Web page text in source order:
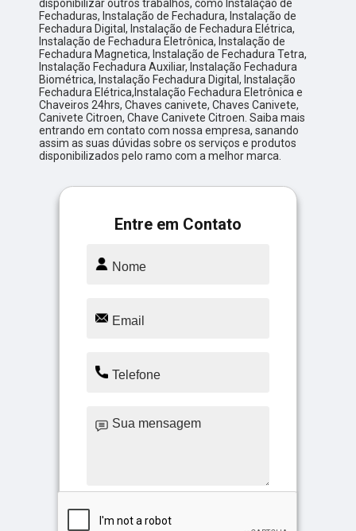
disponibilizar outros trabalhos, como Instalação de
Fechaduras, Instalação de Fechadura, Instalação de
Fechadura Digital, Instalação de Fechadura Elétrica,
Instalação de Fechadura Eletrônica, Instalação de
Fechadura Magnetica, Instalação de Fechadura Tetra,
Instalação Fechadura Auxiliar, Instalação Fechadura
Biométrica, Instalação Fechadura Digital, Instalação
Fechadura Elétrica,Instalação Fechadura Eletrônica e
Chaveiros 24hrs, Chaves canivete, Chaves Canivete,
Canivete Citroen, Chave Canivete Citroen. Saiba mais
entrando em contato com nossa empresa, sanando
assim as suas dúvidas sobre os serviços e produtos
disponibilizados pelo ramo com a melhor marca.
Entre em Contato